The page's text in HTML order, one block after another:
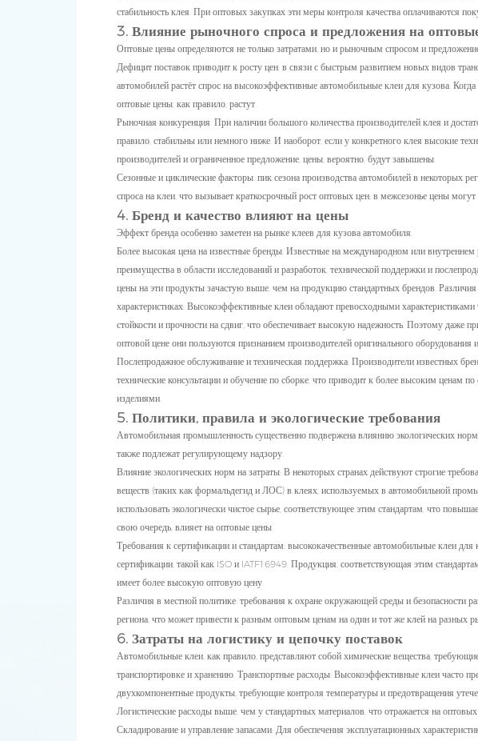
стабильность клея. При оптовых закупках эти меры контроля качества оплачиваются
3. Влияние рыночного спроса и предложения на
Оптовые цены определяются не только затратами, но и рыночным спросом и
Дефицит поставок приводит к росту цен: в связи с быстрым развитием новых видов
автомобилей растёт спрос на высокоэффективные автомобильные клеи для кузова.
оптовые цены, как правило, растут.
Рыночная конкуренция: При наличии большого количества производителей клея и
правило, стабильны или немного ниже. И наоборот, если у конкретного клея высокие
производителей и ограниченное предложение, цены, вероятно, будут завышены.
Сезонные и циклические факторы: пик сезона производства автомобилей в некоторых
спроса на клеи, что вызывает краткосрочный рост оптовых цен; в межсезонье цены могут
4. Бренд и качество влияют на цены
Эффект бренда особенно заметен на рынке клеев для кузова автомобиля.
Более высокая цена на известные бренды: Известные на международном или
преимущества в области исследований и разработок, технической поддержки и
цены на эти продукты зачастую выше, чем на продукцию стандартных брендов. Различия
характеристиках: Высокоэффективные клеи обладают превосходными характеристиками
стойкости и прочности на сдвиг, что обеспечивает высокую надежность. Поэтому даже
оптовой цене они пользуются признанием производителей оригинального
Послепродажное обслуживание и техническая поддержка: Производители известных
технические консультации и обучение по сборке, что приводит к более высоким ценам
изделиями.
5. Политики, правила и экологические требования
Автомобильная промышленность существенно подвержена влиянию экологических
также подлежат регулирующему надзору.
Влияние экологических норм на затраты: В некоторых странах действуют строгие
веществ (таких как формальдегид и ЛОС) в клеях, используемых в автомобильной
использовать экологически чистое сырье, соответствующее этим стандартам, что
свою очередь, влияет на оптовые цены.
Требования к сертификации и стандартам: высококачественные автомобильные клеи
сертификации, такой как ISO и IATF16949. Продукция, соответствующая этим
имеет более высокую оптовую цену.
Различия в местной политике: требования к охране окружающей среды и безопасности
региона, что может привести к разным оптовым ценам на один и тот же клей на разных
6. Затраты на логистику и цепочку поставок
Автомобильные клеи, как правило, представляют собой химические вещества,
транспортировке и хранению. Транспортные расходы: Высокоэффективные клеи часто
двухкомпонентные продукты, требующие контроля температуры и предотвращения
Логистические расходы выше, чем у стандартных материалов, что отражается на оптовых
Складирование и управление запасами: Для обеспечения эксплуатационных